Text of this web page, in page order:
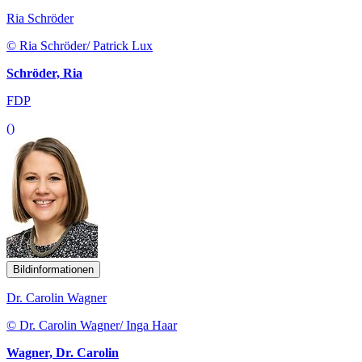
Ria Schröder
© Ria Schröder/ Patrick Lux
Schröder, Ria
FDP
()
Bildinformationen
Dr. Carolin Wagner
© Dr. Carolin Wagner/ Inga Haar
Wagner, Dr. Carolin